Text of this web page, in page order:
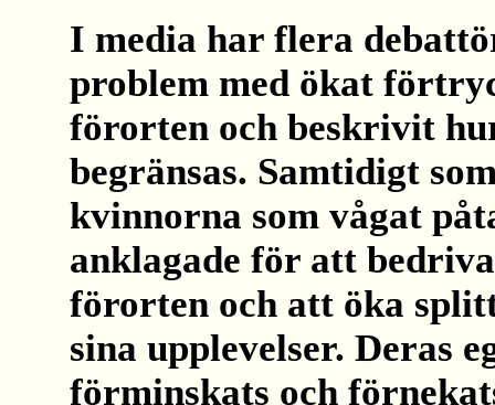
I media har flera
problem med ökat
förorten och beskrivit
begränsas. Samtidigt
kvinnorna som vågat
anklagade för att
förorten och att öka
sina upplevelser. Deras
förminskats och